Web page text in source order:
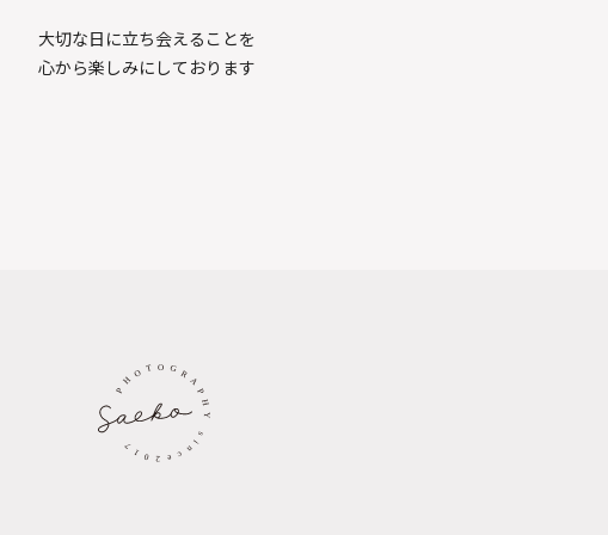
大切な日に立ち会えることを
心から楽しみにしております